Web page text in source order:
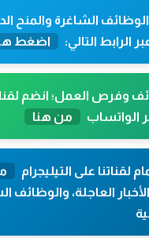
الشاغرة والمنح
التالي:
اضغط
وفرص العمل؛ انضم
الواتساب
من هنا
لقناتنا على التيليجرام
العاجلة، والوظائف